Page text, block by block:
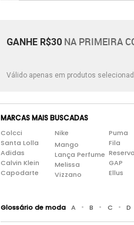
GANHE R$30 NA PRIMEIRA
Válido apenas em produtos
MARCAS MAIS BUSCADAS
Colcci
Santa Lolla
Adidas
Calvin Klein
Capodarte
Nike
Mango
Lança Perfume
Melissa
Vizzano
Puma
Fila
Reserva
GAP
Ellus
Glossário de moda A • B • C • D